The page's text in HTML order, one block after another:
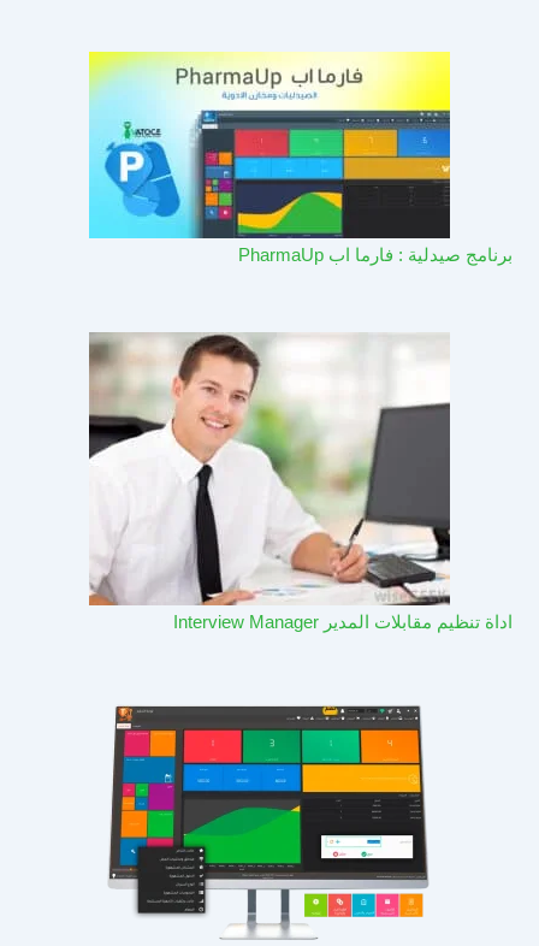
برنامج صيدلية : فارما اب PharmaUp​
اداة تنظيم مقابلات المدير Interview Manager